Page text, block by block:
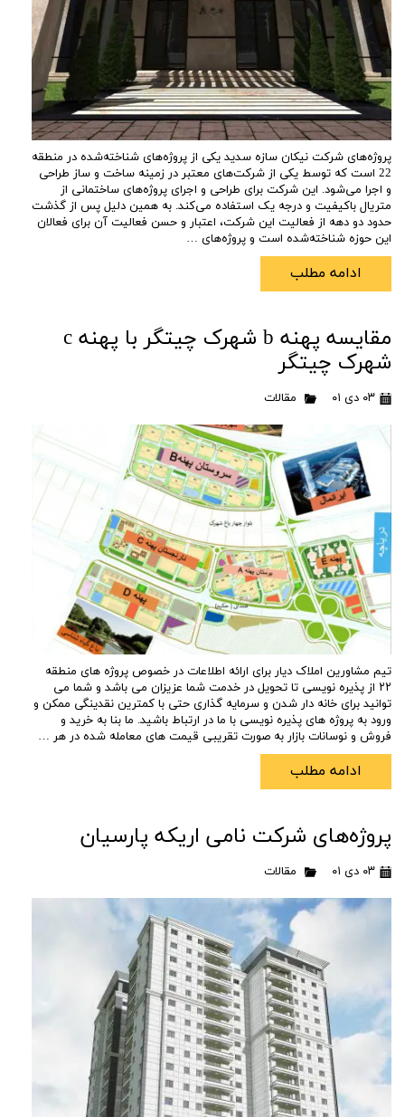
پروژه‌های شرکت نیکان سازه سدید یکی از پروژه‌های شناخته‌شده در منطقه
22 است که توسط یکی از شرکت‌های معتبر در زمینه ساخت و ساز طراحی
و اجرا می‌شود. این شرکت برای طراحی و اجرای پروژه‌های ساختمانی از
متریال باکیفیت و درجه یک استفاده می‌کند. به همین دلیل پس از گذشت
حدود دو دهه از فعالیت این شرکت، اعتبار و حسن فعالیت آن برای فعالان
این حوزه شناخته‌شده است و پروژه‌های …
ادامه مطلب
مقایسه پهنه b شهرک چیتگر با پهنه c
شهرک چیتگر
۰۳ دی ۰۱ مقالات
تیم مشاورین املاک دیار برای ارائه اطلاعات در خصوص پروژه های منطقه
۲۲ از پذیره نویسی تا تحویل در خدمت شما عزیزان می باشد و شما می
توانید برای خانه دار شدن و سرمایه گذاری حتی با کمترین نقدینگی ممکن و
ورود به پروژه های پذیره نویسی با ما در ارتباط باشید. ما بنا به خرید و
فروش و نوسانات بازار به صورت تقریبی قیمت های معامله شده در هر …
ادامه مطلب
پروژه‌های شرکت نامی اریکه پارسیان
۰۳ دی ۰۱ مقالات